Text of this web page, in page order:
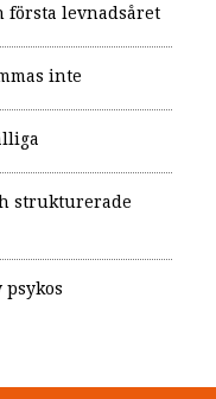
första levnadsåret
inte
strukturerade